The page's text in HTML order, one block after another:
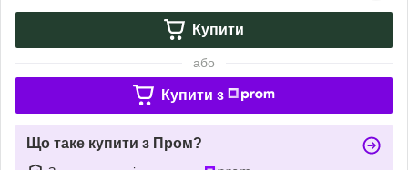
Купити
або
Купити з
Що таке купити з Пром?